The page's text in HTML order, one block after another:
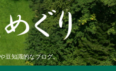
豆知識的なブログ。